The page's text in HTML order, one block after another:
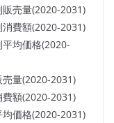
販売量(2020-2031)
消費額(2020-2031)
平均価格(2020-
売量(2020-2031)
費額(2020-2031)
均価格(2020-2031)